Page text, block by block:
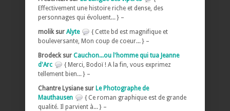
Effectivement une histoire riche et dense, des
personnages qui évoluent... } –
molik sur Alyte
{ Cette bd est magnifique et
bouleversante, Mon coup de coeur... } –
Brodeck sur Cauchon...ou l'homme qui tua Jeanne
d'Arc
{ Merci, Bodoï ! A la fin, vous exprimez
tellement bien... } –
Chantre Lysiane sur Le Photographe de
Mauthausen
{ Ce roman graphique est de grande
qualité. Il parvient à... } –